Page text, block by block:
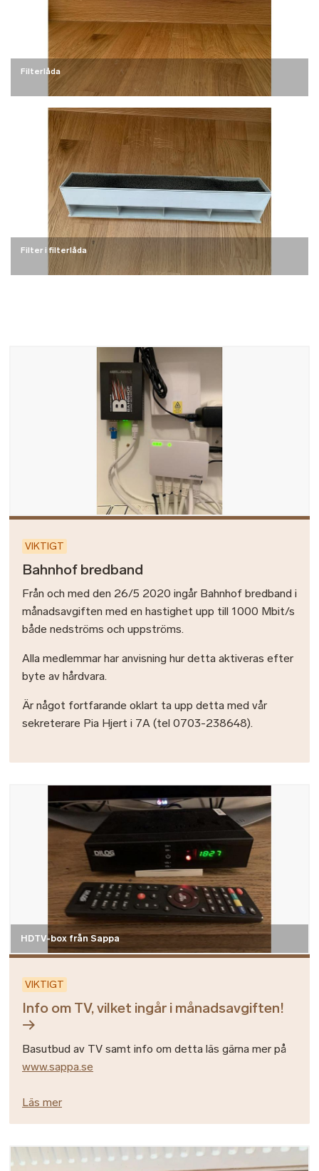
Filterlåda
Filterlåda
Filter i filterlåda
VIKTIGT
Bahnhof bredband
Från och med den 26/5 2020 ingår Bahnhof bredband i
månadsavgiften med en hastighet upp till 1000 Mbit/s
både nedströms och uppströms.
Alla medlemmar har anvisning hur detta aktiveras efter
byte av hårdvara.
Är något fortfarande oklart ta upp detta med vår
sekreterare Pia Hjert i 7A (tel 0703-238648).
HDTV-box från Sappa
VIKTIGT
Info om TV, vilket ingår i månadsavgiften!
Basutbud av TV samt info om detta läs gärna mer på
www.sappa.se
Läs mer